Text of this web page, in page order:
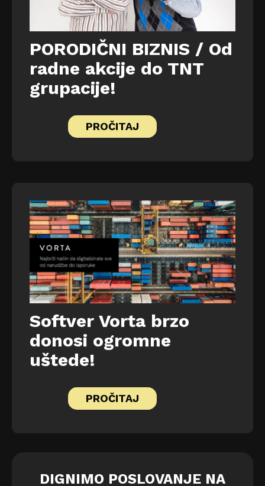
PORODIČNI BIZNIS / Od
radne akcije do TNT
grupacije!
PROČITAJ
Softver Vorta brzo
donosi ogromne
uštede!
PROČITAJ
DIGNIMO POSLOVANJE NA